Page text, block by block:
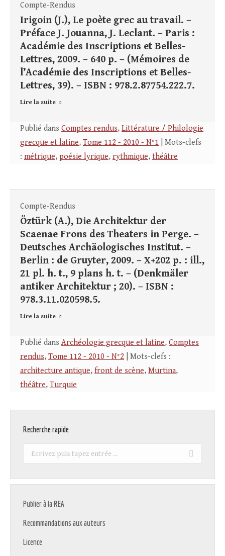
Compte-Rendus
Irigoin (J.), Le poète grec au travail. –
Préface J. Jouanna, J. Leclant. – Paris :
Académie des Inscriptions et Belles-
Lettres, 2009. – 640 p. – (Mémoires de
l’Académie des Inscriptions et Belles-
Lettres, 39). – ISBN : 978.2.87754.222.7.
Lire la suite
Publié dans Comptes rendus, Littérature / Philologie
grecque et latine, Tome 112 - 2010 - N°1 | Mots-clefs
: métrique, poésie lyrique, rythmique, théâtre
Compte-Rendus
Öztürk (A.), Die Architektur der
Scaenae Frons des Theaters in Perge. –
Deutsches Archäologisches Institut. –
Berlin : de Gruyter, 2009. – X+202 p. : ill.,
21 pl. h. t., 9 plans h. t. – (Denkmäler
antiker Architektur ; 20). – ISBN :
978.3.11.020598.5.
Lire la suite
Publié dans Archéologie grecque et latine, Comptes
rendus, Tome 112 - 2010 - N°2 | Mots-clefs :
architecture antique, front de scène, Murtina,
théâtre, Turquie
Recherche rapide
Recherche
Publier à la REA
Recommandations aux auteurs
Licence